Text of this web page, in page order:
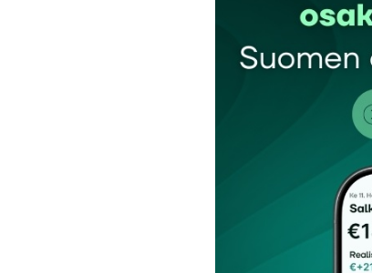
Tilaa SalkunRakentajan uutiskirje